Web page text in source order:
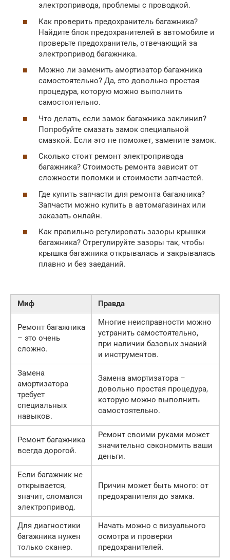
электропривода, проблемы с проводкой.
Как проверить предохранитель багажника?
Найдите блок предохранителей в автомобиле и
проверьте предохранитель, отвечающий за
электропривод багажника.
Можно ли заменить амортизатор багажника
самостоятельно? Да, это довольно простая
процедура, которую можно выполнить
самостоятельно.
Что делать, если замок багажника заклинил?
Попробуйте смазать замок специальной
смазкой. Если это не поможет, замените замок.
Сколько стоит ремонт электропривода
багажника? Стоимость ремонта зависит от
сложности поломки и стоимости запчастей.
Где купить запчасти для ремонта багажника?
Запчасти можно купить в автомагазинах или
заказать онлайн.
Как правильно регулировать зазоры крышки
багажника? Отрегулируйте зазоры так, чтобы
крышка багажника открывалась и закрывалась
плавно и без заеданий.
Миф Правда
Ремонт багажника
– это очень
сложно.
Многие неисправности можно
устранить самостоятельно,
при наличии базовых знаний
и инструментов.
Замена
амортизатора
требует
специальных
навыков.
Замена амортизатора –
довольно простая процедура,
которую можно выполнить
самостоятельно.
Ремонт багажника
всегда дорогой.
Ремонт своими руками может
значительно сэкономить ваши
деньги.
Если багажник не
открывается,
значит, сломался
электропривод.
Причин может быть много: от
предохранителя до замка.
Для диагностики
багажника нужен
только сканер.
Начать можно с визуального
осмотра и проверки
предохранителей.